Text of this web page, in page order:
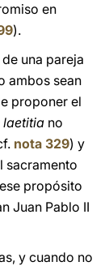
en
).
una pareja
ambos sean
proponer el
laetitia no
nota 329) y
sacramento
propósito
Juan Pablo II
y cuando no